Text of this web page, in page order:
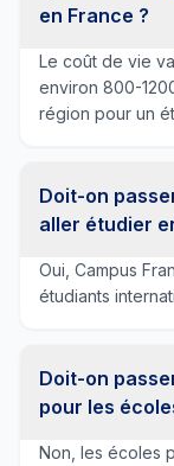
en France ?
Le coût de vie
environ 800-
région pour un
Doit-on
aller étudier
Oui, Campus
étudiants
Doit-on
pour les
Non, les écoles